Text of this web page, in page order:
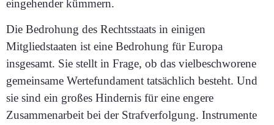
eingehender kümmern.
Die Bedrohung des Rechtsstaats in einigen
Mitgliedstaaten ist eine Bedrohung für Europa
insgesamt. Sie stellt in Frage, ob das vielbeschworene
gemeinsame Wertefundament tatsächlich besteht. Und
sie sind ein großes Hindernis für eine engere
Zusammenarbeit bei der Strafverfolgung. Instrumente